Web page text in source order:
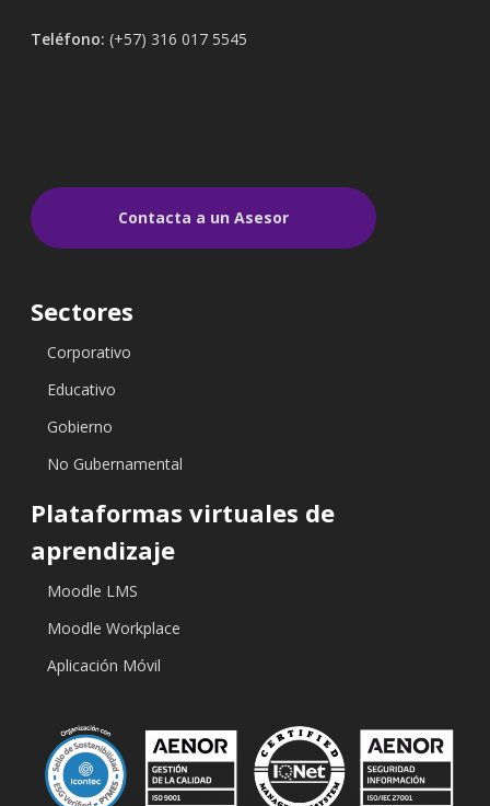
Teléfono: (+57) 316 017 5545
Contacta a un Asesor
Sectores
Corporativo
Educativo
Gobierno
No Gubernamental
Plataformas virtuales de
aprendizaje
Moodle LMS
Moodle Workplace
Aplicación Móvil